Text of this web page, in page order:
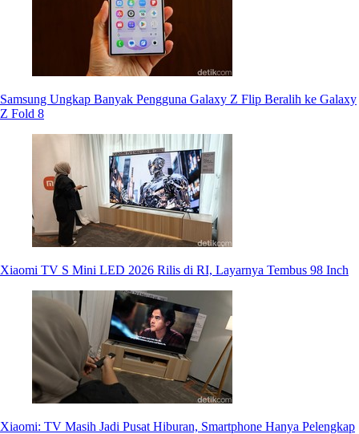
Samsung Ungkap Banyak Pengguna Galaxy Z Flip Beralih ke Galaxy
Z Fold 8
Xiaomi TV S Mini LED 2026 Rilis di RI, Layarnya Tembus 98 Inch
Xiaomi: TV Masih Jadi Pusat Hiburan, Smartphone Hanya Pelengkap